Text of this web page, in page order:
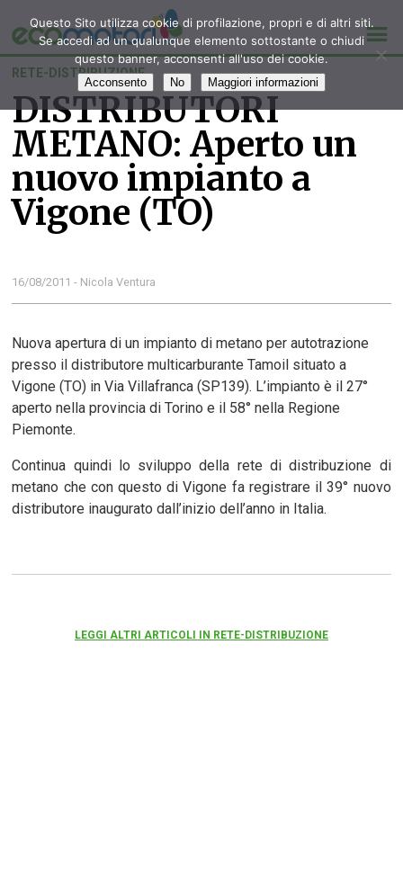
RETE-DISTRIBUZIONE
DISTRIBUTORI
METANO: Aperto un
nuovo impianto a
Vigone (TO)
16/08/2011 - Nicola Ventura
Nuova apertura di un impianto di metano per autotrazione
presso il distributore multicarburante Tamoil situato a
Vigone (TO) in Via Villafranca (SP139). L’impianto è il 27°
aperto nella provincia di Torino e il 58° nella Regione
Piemonte.
Continua quindi lo sviluppo della rete di distribuzione di
metano che con questo di Vigone fa registrare il 39° nuovo
distributore inaugurato dall’inizio dell’anno in Italia.
LEGGI ALTRI ARTICOLI IN RETE-DISTRIBUZIONE
Questo Sito utilizza cookie di profilazione, propri e di altri siti.
Se accedi ad un qualunque elemento sottostante o chiudi
questo banner, acconsenti all'uso dei cookie.
Acconsento No Maggiori informazioni